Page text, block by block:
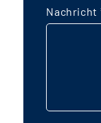
Nachricht